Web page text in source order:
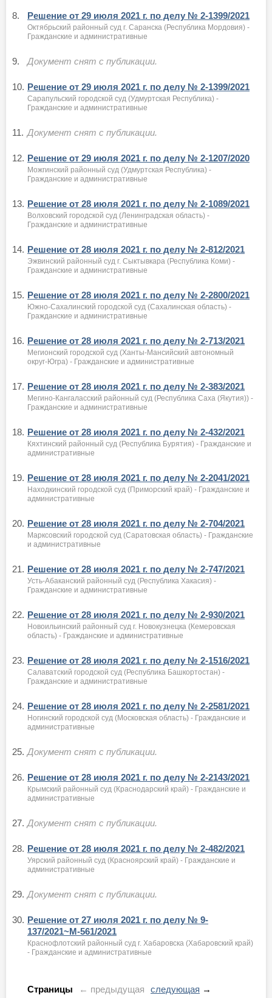
8. Решение от 29 июля 2021 г. по делу № 2-1399/2021
Октябрьский районный суд г. Саранска (Республика Мордовия) -
Гражданские и административные
9. Документ снят с публикации.
10. Решение от 29 июля 2021 г. по делу № 2-1399/2021
Сарапульский городской суд (Удмуртская Республика) -
Гражданские и административные
11. Документ снят с публикации.
12. Решение от 29 июля 2021 г. по делу № 2-1207/2020
Можгинский районный суд (Удмуртская Республика) -
Гражданские и административные
13. Решение от 28 июля 2021 г. по делу № 2-1089/2021
Волховский городской суд (Ленинградская область) -
Гражданские и административные
14. Решение от 28 июля 2021 г. по делу № 2-812/2021
Эжвинский районный суд г. Сыктывкара (Республика Коми) -
Гражданские и административные
15. Решение от 28 июля 2021 г. по делу № 2-2800/2021
Южно-Сахалинский городской суд (Сахалинская область) -
Гражданские и административные
16. Решение от 28 июля 2021 г. по делу № 2-713/2021
Мегионский городской суд (Ханты-Мансийский автономный
округ-Югра) - Гражданские и административные
17. Решение от 28 июля 2021 г. по делу № 2-383/2021
Мегино-Кангаласский районный суд (Республика Саха (Якутия)) -
Гражданские и административные
18. Решение от 28 июля 2021 г. по делу № 2-432/2021
Кяхтинский районный суд (Республика Бурятия) - Гражданские и
административные
19. Решение от 28 июля 2021 г. по делу № 2-2041/2021
Находкинский городской суд (Приморский край) - Гражданские и
административные
20. Решение от 28 июля 2021 г. по делу № 2-704/2021
Марксовский городской суд (Саратовская область) - Гражданские
и административные
21. Решение от 28 июля 2021 г. по делу № 2-747/2021
Усть-Абаканский районный суд (Республика Хакасия) -
Гражданские и административные
22. Решение от 28 июля 2021 г. по делу № 2-930/2021
Новоильинский районный суд г. Новокузнецка (Кемеровская
область) - Гражданские и административные
23. Решение от 28 июля 2021 г. по делу № 2-1516/2021
Салаватский городской суд (Республика Башкортостан) -
Гражданские и административные
24. Решение от 28 июля 2021 г. по делу № 2-2581/2021
Ногинский городской суд (Московская область) - Гражданские и
административные
25. Документ снят с публикации.
26. Решение от 28 июля 2021 г. по делу № 2-2143/2021
Крымский районный суд (Краснодарский край) - Гражданские и
административные
27. Документ снят с публикации.
28. Решение от 28 июля 2021 г. по делу № 2-482/2021
Уярский районный суд (Красноярский край) - Гражданские и
административные
29. Документ снят с публикации.
30. Решение от 27 июля 2021 г. по делу № 9-
137/2021~М-561/2021
Краснофлотский районный суд г. Хабаровска (Хабаровский край)
- Гражданские и административные
Страницы ← предыдущая следующая →